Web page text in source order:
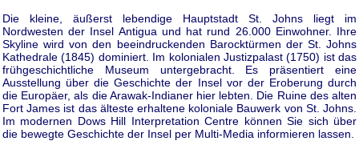
Die kleine, äußerst lebendige Hauptstadt St. Johns liegt im
Nordwesten der Insel Antigua und hat rund 26.000 Einwohner. Ihre
Skyline wird von den beeindruckenden Barocktürmen der St. Johns
Kathedrale (1845) dominiert. Im kolonialen Justizpalast (1750) ist das
frühgeschichtliche Museum untergebracht. Es präsentiert eine
Ausstellung über die Geschichte der Insel vor der Eroberung durch
die Europäer, als die Arawak-Indianer hier lebten. Die Ruine des alten
Fort James ist das älteste erhaltene koloniale Bauwerk von St. Johns.
Im modernen Dows Hill Interpretation Centre können Sie sich über
die bewegte Geschichte der Insel per Multi-Media informieren lassen.